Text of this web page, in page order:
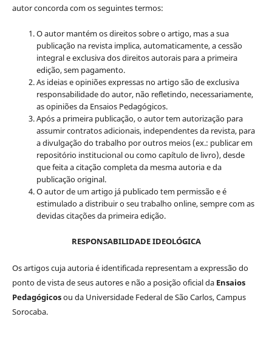
autor concorda com os seguintes termos:
O autor mantém os direitos sobre o artigo, mas a sua
publicação na revista implica, automaticamente, a cessão
integral e exclusiva dos direitos autorais para a primeira
edição, sem pagamento.
As ideias e opiniões expressas no artigo são de exclusiva
responsabilidade do autor, não refletindo, necessariamente,
as opiniões da Ensaios Pedagógicos.
Após a primeira publicação, o autor tem autorização para
assumir contratos adicionais, independentes da revista, para
a divulgação do trabalho por outros meios (ex.: publicar em
repositório institucional ou como capítulo de livro), desde
que feita a citação completa da mesma autoria e da
publicação original.
O autor de um artigo já publicado tem permissão e é
estimulado a distribuir o seu trabalho online, sempre com as
devidas citações da primeira edição.
RESPONSABILIDADE IDEOLÓGICA
Os artigos cuja autoria é identificada representam a expressão do
ponto de vista de seus autores e não a posição oficial da Ensaios
Pedagógicosou da Universidade Federal de São Carlos, Campus
Sorocaba.